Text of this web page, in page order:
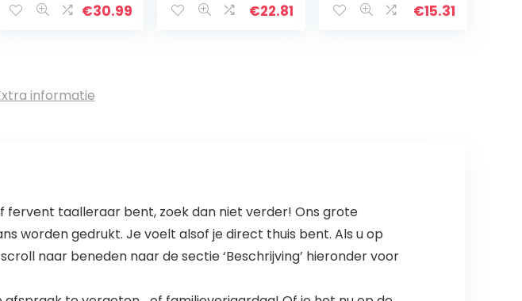
gaaswand,€30.99
vintage frame
€22.81
€15.31
informatie
fervent taalleraar bent, zoek dan niet verder! Ons grote
worden gedrukt. Je voelt alsof je direct thuis bent. Als u op
naar beneden naar de sectie ‘Beschrijving’ hieronder voor